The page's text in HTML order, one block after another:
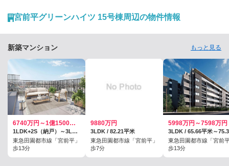
宮前平グリーンハイツ 15号棟周辺の物件情報
新築マンション もっと見る
6740万円～1億1500万円
1LDK+2S（納戸）～3LDK+S（納戸） / 56.04平米～82.02平米
東急田園都市線「宮前平」
歩13分
9880万円
3LDK / 82.21平米
東急田園都市線「宮前平」
歩7分
5998万円～7598万円
東急田園都市線「宮前
歩13分